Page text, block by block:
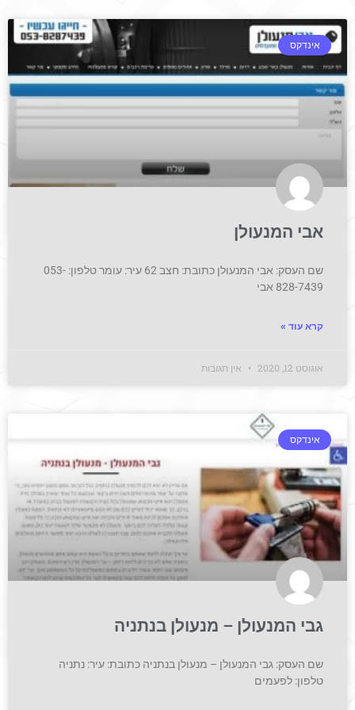
אינדקס
אבי המנעולן
שם העסק: אבי המנעולן כתובת: חצב 62 עיר: עומר טלפון: 053-
828-7439 אבי
קרא עוד »
אוגוסט 12, 2020 אין תגובות
אינדקס
גבי המנעולן – מנעולן בנתניה
שם העסק: גבי המנעולן – מנעולן בנתניה כתובת: עיר: נתניה
טלפון: לפעמים